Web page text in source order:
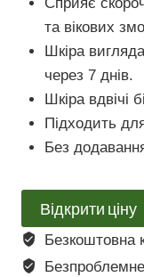
та вікових
Шкіра
через 7 днів.
Шкіра вдвічі
Підходить
Без
Відкрити ціну
Безкоштовна